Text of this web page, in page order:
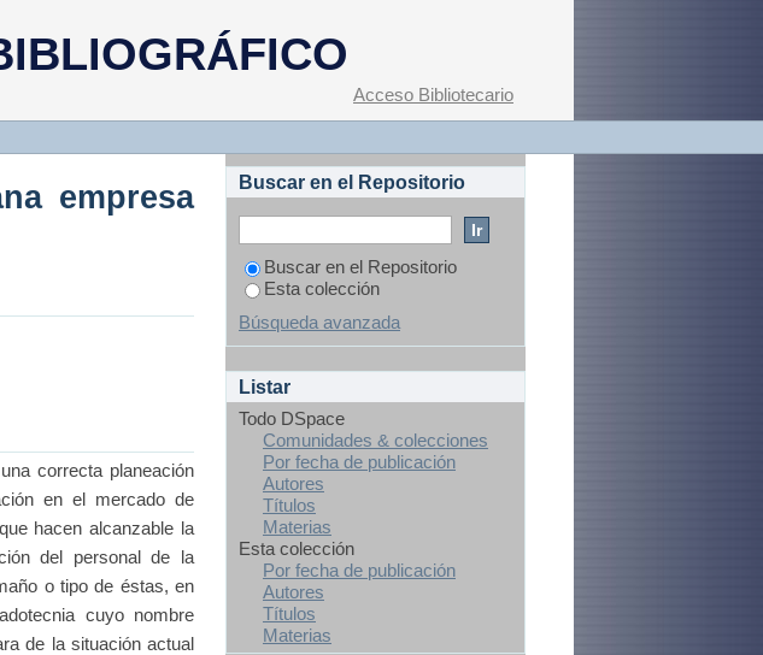
empresa exportadora de
Acceso Bibliotecario
empresa
correcta planeación
en el mercado de
hacen alcanzable la
del personal de la
o tipo de éstas, en
cuyo nombre
de la situación actual
Buscar en el Repositorio
Buscar en el Repositorio
Esta colección
Búsqueda avanzada
Listar
Todo DSpace
Comunidades & colecciones
Por fecha de publicación
Autores
Títulos
Materias
Esta colección
Por fecha de publicación
Autores
Títulos
Materias